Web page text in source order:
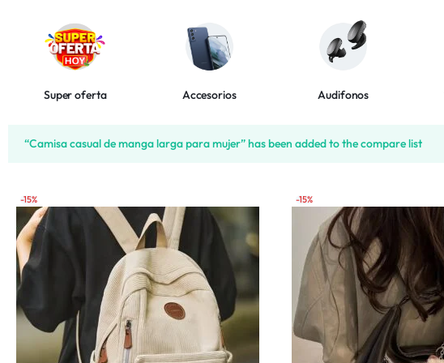
Bebés y Niños
Productos 5 Estrellas
Super oferta Accesorios Audifonos
“Camisa casual de manga larga para mujer” has been added to the compare list
-15% -15%